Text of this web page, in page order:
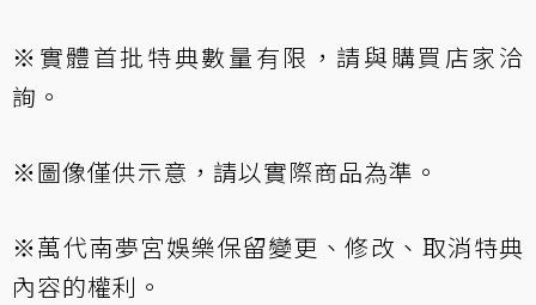
※實體首批特典數量有限，請與購買店家洽
詢。
※圖像僅供示意，請以實際商品為準。
※萬代南夢宮娛樂保留變更、修改、取消特典
內容的權利。